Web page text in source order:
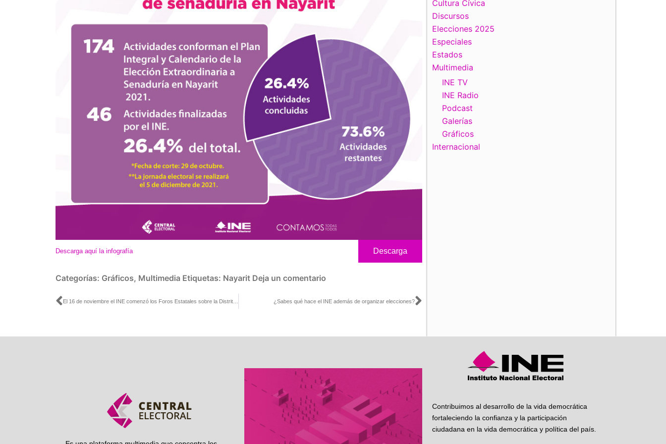
Descarga aquí la infografía Descarga
Categorías: Gráficos, Multimedia Etiquetas: Nayarit Deja un comentario
Ant ¿Sabes qué hace el INE además de organizar elecciones?Siguiente
Cultura Cívica
Discursos
Elecciones 2025
Especiales
Estados
Multimedia
INE TV
INE Radio
Podcast
Galerías
Gráficos
Internacional
Contribuimos al desarrollo de la vida democrática
fortaleciendo la confianza y la participación
ciudadana en la vida democrática y política del país.